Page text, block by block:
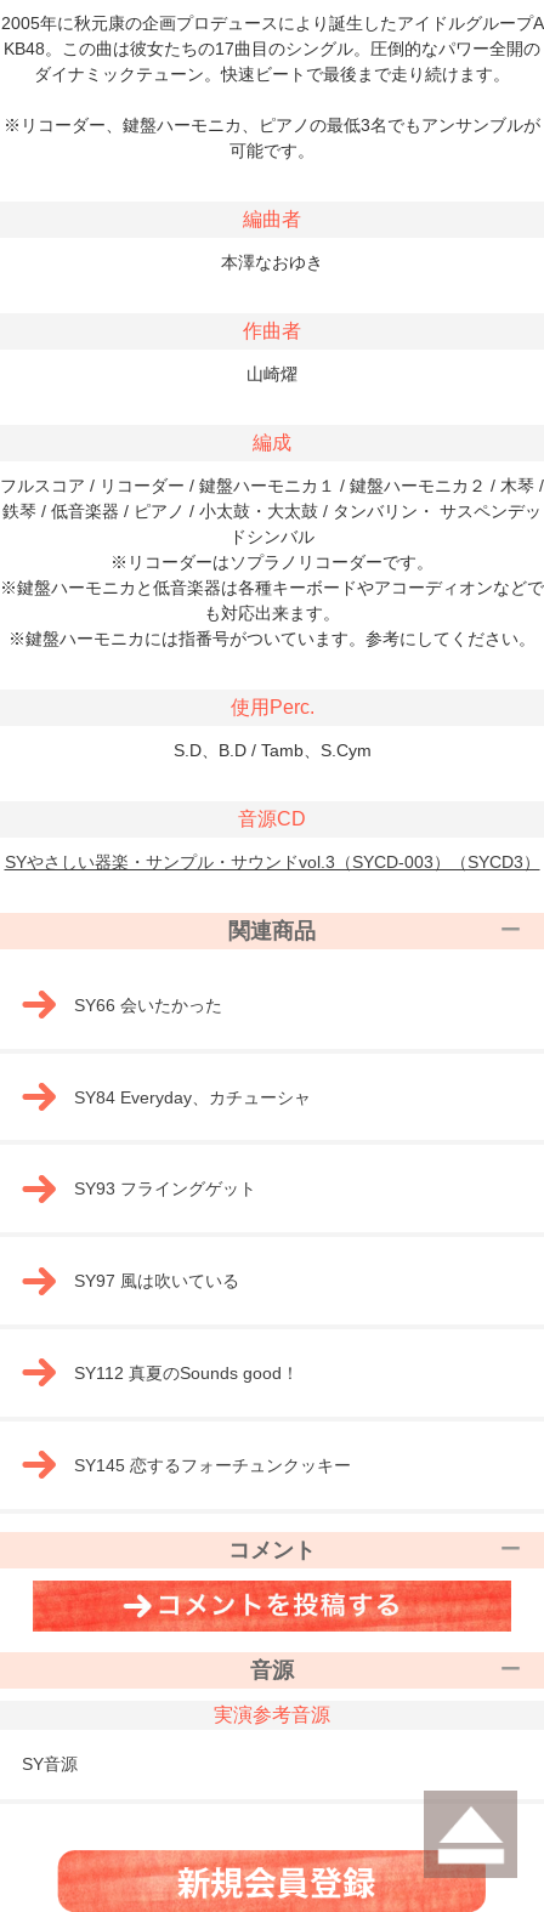
2005年に秋元康の企画プロデュースにより誕生したアイドルグループA
KB48。この曲は彼女たちの17曲目のシングル。圧倒的なパワー全開の
ダイナミックテューン。快速ビートで最後まで走り続けます。
※リコーダー、鍵盤ハーモニカ、ピアノの最低3名でもアンサンブルが
可能です。
編曲者
本澤なおゆき
作曲者
山崎燿
編成
フルスコア / リコーダー / 鍵盤ハーモニカ１ / 鍵盤ハーモニカ２ / 木琴 /
鉄琴 / 低音楽器 / ピアノ / 小太鼓・大太鼓 / タンバリン・ サスペンデッ
ドシンバル
※リコーダーはソプラノリコーダーです。
※鍵盤ハーモニカと低音楽器は各種キーボードやアコーディオンなどで
も対応出来ます。
※鍵盤ハーモニカには指番号がついています。参考にしてください。
使用Perc.
S.D、B.D / Tamb、S.Cym
音源CD
SYやさしい器楽・サンプル・サウンドvol.3（SYCD-003）（SYCD3）
関連商品
SY66 会いたかった
SY84 Everyday、カチューシャ
SY93 フライングゲット
SY97 風は吹いている
SY112 真夏のSounds good！
SY145 恋するフォーチュンクッキー
コメント
音源
実演参考音源
SY音源